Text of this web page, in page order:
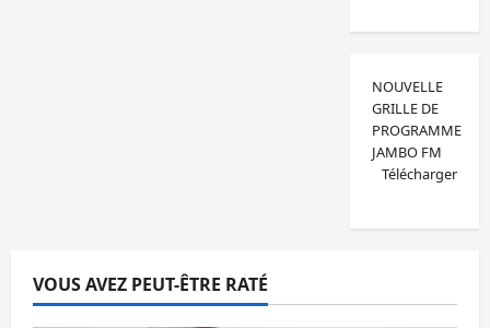
NOUVELLE
GRILLE DE
PROGRAMME
JAMBO FM
Télécharger
VOUS AVEZ PEUT-ÊTRE RATÉ